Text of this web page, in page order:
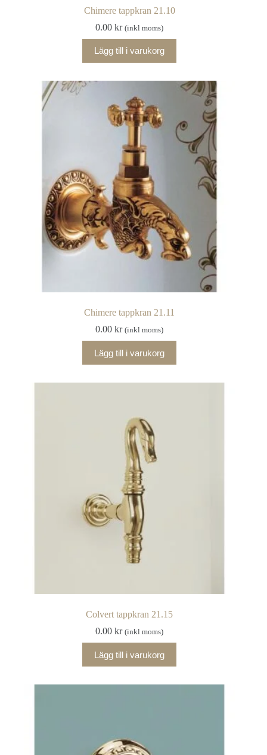
Chimere tappkran 21.10
0.00kr (inkl moms)
Lägg till i varukorg
Chimere tappkran 21.11
0.00kr (inkl moms)
Lägg till i varukorg
Colvert tappkran 21.15
0.00kr (inkl moms)
Lägg till i varukorg